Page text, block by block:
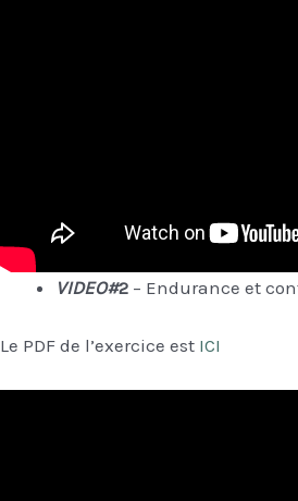
VIDEO#2 – Endurance et
Le PDF de l’exercice est ICI